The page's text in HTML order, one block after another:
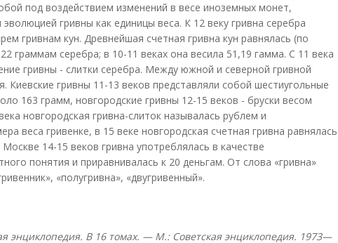
под воздействием изменений в весе иноземных монет,
гривны как единицы веса. К 12 веку гривна серебра
гривнам кун. Древнейшая счетная гривна кун равнялась (по
граммам серебра; в 10-11 веках она весила 51,19 гамма. С 11 века
гривны - слитки серебра. Между южной и северной гривной
Киевские гривны 11-13 веков представляли собой шестиугольные
163 грамм, новгородские гривны 12-15 веков - бруски весом
новгородская гривна-слиток называлась рублем и
веса гривенке, в 15 веке новгородская счетная гривна равнялась
14-15 веков гривна употреблялась в качестве
понятия и приравнивалась к 20 деньгам. От слова «гривна»
«полугривна», «двугривенный».
энциклопедия. В 16 томах. — М.: Советская энциклопедия. 1973—